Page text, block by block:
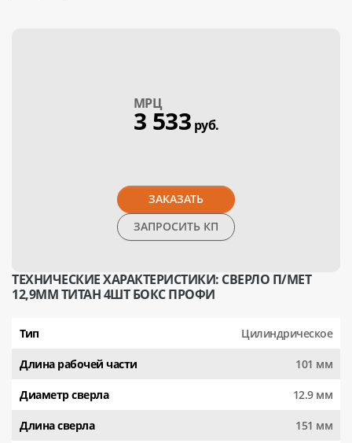
МPЦ
3 533 руб.
ЗАКАЗАТЬ
ЗАПРОСИТЬ КП
ТЕХНИЧЕСКИЕ ХАРАКТЕРИСТИКИ: СВЕРЛО П/МЕТ
12,9ММ ТИТАН 4ШТ БОКС ПРОФИ
Тип Цилиндрическое
Длина рабочей части 101 мм
Диаметр сверла 12.9 мм
Длина сверла 151 мм